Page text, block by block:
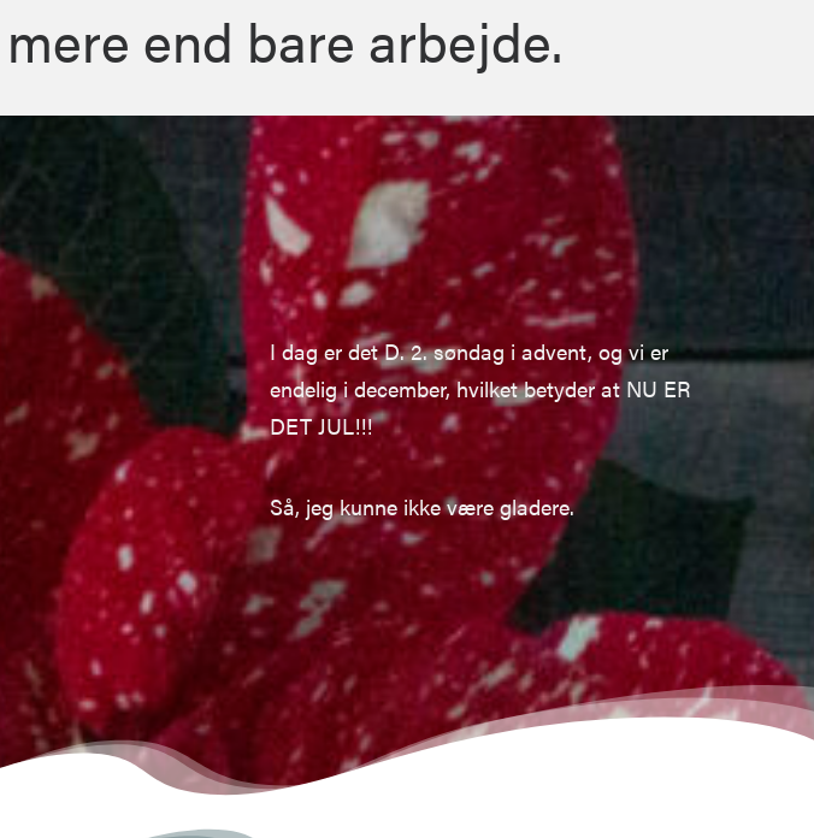
end bare arbejde.
I dag er det D. 2. søndag i advent, og vi er
endelig i december, hvilket betyder at NU ER
DET JUL!!!
Så, jeg kunne ikke være gladere.